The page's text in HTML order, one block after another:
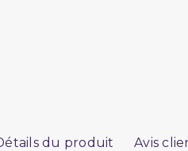
du produit Avis